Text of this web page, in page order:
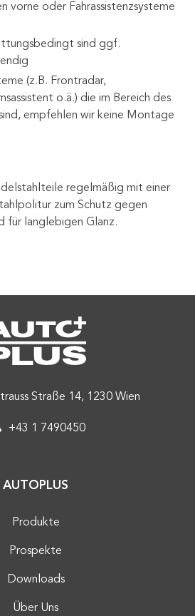
vorne oder Fahrassistenzsysteme
sind ggf.
(z.B. Frontradar,
o.ä.) die im Bereich des
empfehlen wir keine Montage
regelmäßig mit einer
zum Schutz gegen
für langlebigen Glanz.
Straße 14, 1230 Wien
+43 1 7490450
AUTOPLUS
Produkte
Prospekte
Downloads
Über Uns